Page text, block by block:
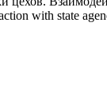
with state